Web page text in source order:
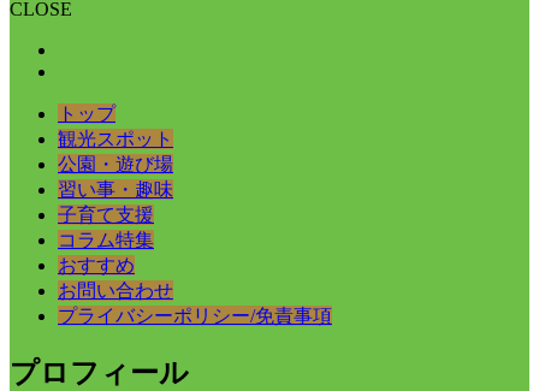
CLOSE
トップ
観光スポット
公園・遊び場
習い事・趣味
子育て支援
コラム特集
おすすめ
お問い合わせ
プライバシーポリシー/免責事項
プロフィール